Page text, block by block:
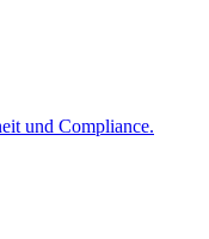
und Compliance.